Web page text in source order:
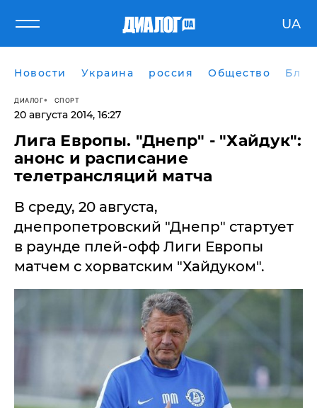
UA
Новости Украина россия Общество
ДИАЛОГ СПОРТ
20 августа 2014, 16:27
Лига Европы. "Днепр" - "Хайдук":
анонс и расписание
телетрансляций матча
В среду, 20 августа,
днепропетровский "Днепр" стартует
в раунде плей-офф Лиги Европы
матчем с хорватским "Хайдуком".